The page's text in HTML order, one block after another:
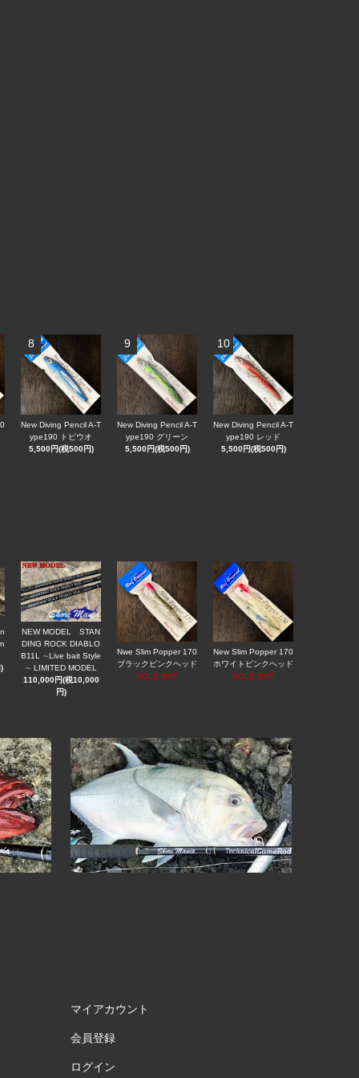
8
New Diving Pencil A-T
ype190 トビウオ
5,500円(税500円)
9
New Diving Pencil A-T
ype190 グリーン
5,500円(税500円)
10
New Diving Pencil A-T
ype190 レッド
5,500円(税500円)
NEW MODEL STAN
DING ROCK DIABLO
B11L ∼Live bait Style
∼ LIMITED MODEL
110,000円(税10,000
円)
Nwe Slim Popper 170
ブラックピンクヘッド
SOLD OUT
New Slim Popper 170
ホワイトピンクヘッド
SOLD OUT
マイアカウント
会員登録
ログイン